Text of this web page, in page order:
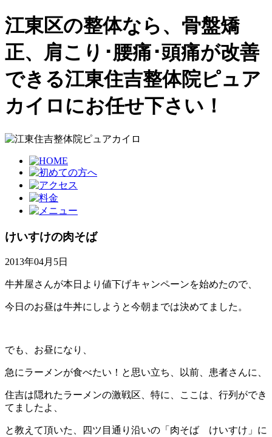
江東区の整体なら、骨盤矯
正、肩こり･腰痛･頭痛が改善
できる江東住吉整体院ピュア
カイロにお任せ下さい！
けいすけの肉そば
2013年04月5日
牛丼屋さんが本日より値下げキャンペーンを始めたので、
今日のお昼は牛丼にしようと今朝までは決めてました。
でも、お昼になり、
急にラーメンが食べたい！と思い立ち、以前、患者さんに、
住吉は隠れたラーメンの激戦区、特に、ここは、行列ができ
てましたよ、
と教えて頂いた、四ツ目通り沿いの「肉そば けいすけ」に